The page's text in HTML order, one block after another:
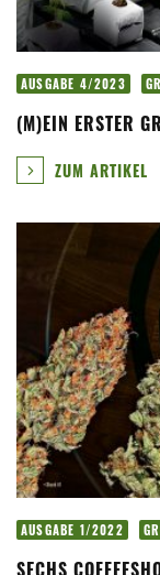
AUSGABE 4/2023
(M)EIN ERSTER
ZUM ARTIKEL
AUSGABE 1/2022